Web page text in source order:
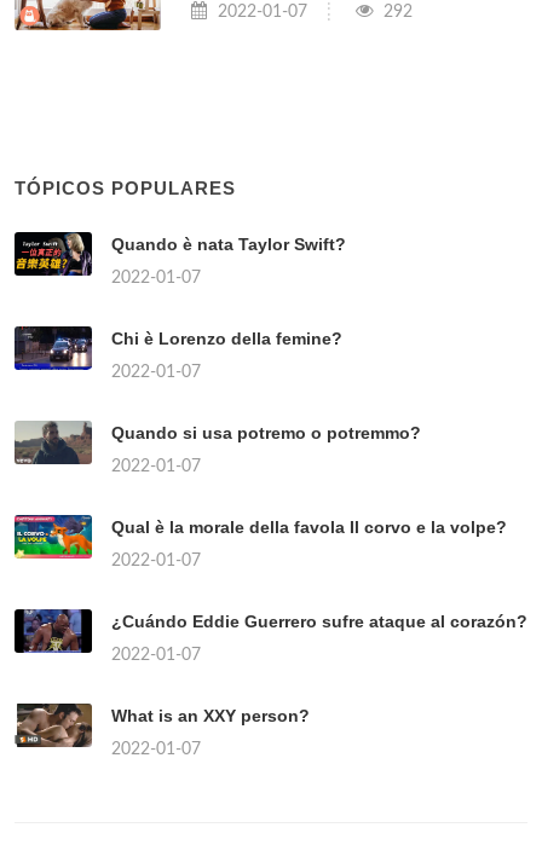
2022-01-07 292
TÓPICOS POPULARES
Quando è nata Taylor Swift?
2022-01-07
Chi è Lorenzo della femine?
2022-01-07
Quando si usa potremo o potremmo?
2022-01-07
Qual è la morale della favola Il corvo e la volpe?
2022-01-07
¿Cuándo Eddie Guerrero sufre ataque al corazón?
2022-01-07
What is an XXY person?
2022-01-07